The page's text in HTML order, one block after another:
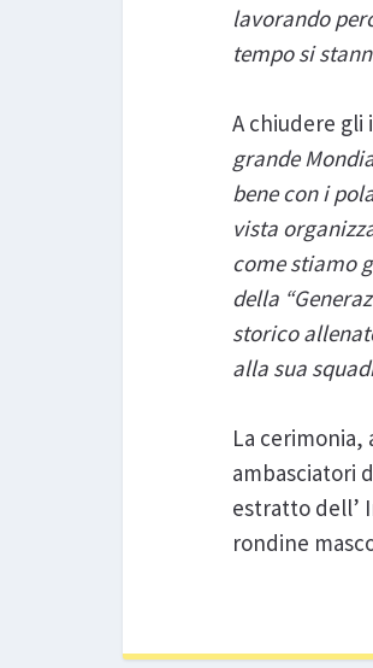
lavorando
tempo si
A chiudere
grande
bene con i
vista
come stiamo
della
storico
alla sua
La
ambasciatori
estratto dell’
rondine